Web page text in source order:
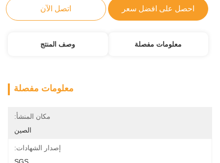
احصل على افضل سعر اتصل الآن
معلومات مفصلة وصف المنتج
معلومات مفصلة
مكان المنشأ:
الصين
إصدار الشهادات: